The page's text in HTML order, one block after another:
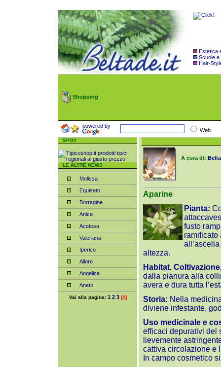
Estetica
Scuole e
Hair-
Shopping
powered by
Web
SPOT
LE ALTRE NEWS
Melissa
Equiseto
Borragine
Anice
Acetosa
Valeriana
Iperico
Alloro
Angelica
Aneto
Vai alla pagina: 1 2 3 [4]
A cura di:
Aparine
Pianta:
fusto
ramificato
altezza.
Habitat,
dalla pianura alla
avera e dura tutta
Storia: Nella
diviene infestante,
Uso medicinale e
efficaci depurativi del
lievemente
cattiva circolazione e
In campo cosmetico